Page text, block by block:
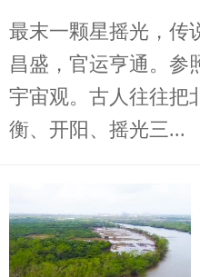
最末一颗星摇光，传
昌盛，官运亨通。参
宇宙观。古人往往把
衡、开阳、摇光三...